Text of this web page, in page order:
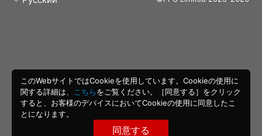
このWebサイトではCookieを使用しています。Cookieの使用に
関する詳細は、
こちらをご覧ください。［同意する］をクリック
すると、お客様のデバイスにおいてCookieの使用に同意したこ
とになります。
同意する